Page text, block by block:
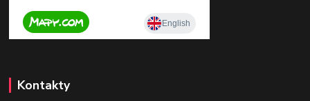
Kontakty